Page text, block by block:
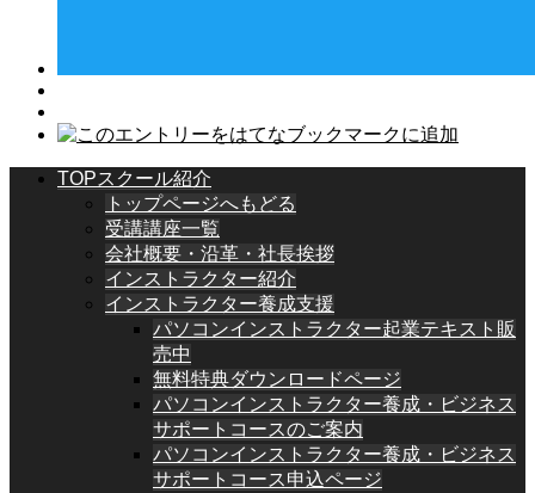
TOPスクール紹介
トップページへもどる
受講講座一覧
会社概要・沿革・社長挨拶
インストラクター紹介
インストラクター養成支援
パソコンインストラクター起業テキスト販
売中
無料特典ダウンロードページ
パソコンインストラクター養成・ビジネス
サポートコースのご案内
パソコンインストラクター養成・ビジネス
サポートコース申込ページ